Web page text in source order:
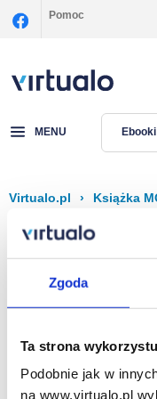
Zgoda
Ta strona
Podobnie jak w
na www.virtualo.pl
Pomoc
MENU Ebooki
Virtualo.pl › Książka
Filtruj